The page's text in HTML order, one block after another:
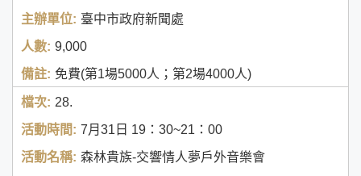
臺中市政府新聞處
9,000
免費(第1場5000人；第2場4000人)
28.
7月31日 19：30~21：00
森林貴族-交響情人夢戶外音樂會